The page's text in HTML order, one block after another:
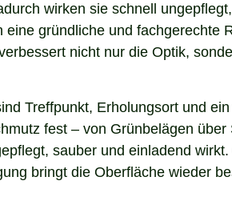
wirken sie schnell
gründliche und fachgerechte
nicht nur die Optik,
Treffpunkt, Erholungsort und
fest – von Grünbelägen
sauber und einladend
bringt die Oberfläche wieder